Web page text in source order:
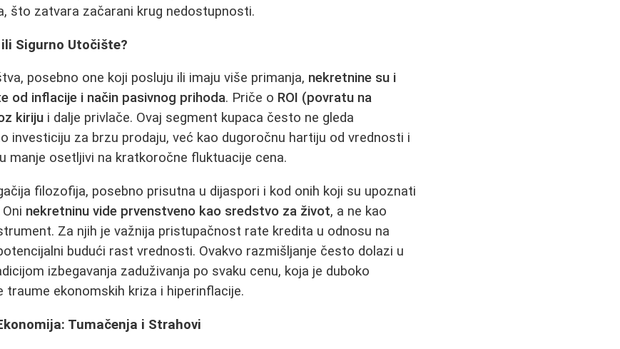
što zatvara začarani krug nedostupnosti.
Sigurno Utočište?
posebno one koji posluju ili imaju više primanja, nekretnine su i
od inflacije i način pasivnog prihoda. Priče o ROI (povratu na
kiriju i dalje privlače. Ovaj segment kupaca često ne gleda
investiciju za brzu prodaju, već kao dugoročnu hartiju od vrednosti i
manje osetljivi na kratkoročne fluktuacije cena.
filozofija, posebno prisutna u dijaspori i kod onih koji su upoznati
nekretninu vide prvenstveno kao sredstvo za život, a ne kao
Za njih je važnija pristupačnost rate kredita u odnosu na
budući rast vrednosti. Ovakvo razmišljanje često dolazi u
izbegavanja zaduživanja po svaku cenu, koja je duboko
ekonomskih kriza i hiperinflacije.
Tumačenja i Strahovi